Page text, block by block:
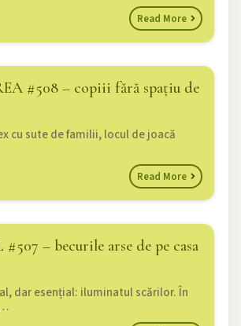
Read More
#508 – copiii fără spațiu de
cu sute de familii, locul de joacă
Read More
– becurile arse de pe casa
dar esențial: iluminatul scărilor. În